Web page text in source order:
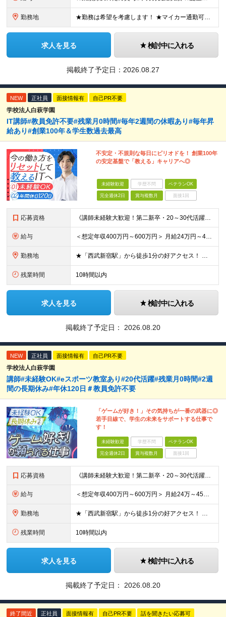
勤務地 ★勤務は希望を考慮します！ ★マイカー通勤可（駐車場完備） ★全国の各店舗で募集中！続々出店予定！ ～国内300店舗、47都道府県への展開を目標に出店中！～ ▼積極採用地域▼ ・中部（富山、石川、
求人を見る 検討中に入れる
掲載終了予定日： 2026.08.27
NEW 正社員 面接情報有 自己PR不要
学校法人白萩学園
IT講師#教員免許不要#残業月0時間#毎年2週間の休暇あり#毎年昇
給あり#創業100年＆学生数過去最高
不安定・不規則な毎日にピリオドを！ 創業100年
の安定基盤で「教える」キャリアへ◎
未経験歓迎 学歴不問 ベテランOK
完全週休2日 賞与複数月 面接1回
応募資格 《講師未経験大歓迎！第二新卒・20～30代活躍中》 ◆大卒以上 ◆何らかのITまたはゲーム業界のご経験をお持ちの方 ┗プログラマー・ゲーム企画経験者など、職種・経験年数は不問！ 業界経験者であればご
給与 ＜想定年収400万円～600万円＞ 月給24万円～45万円+各種手当+賞与年2回 ※超過分は別途支給 ※試用期間3ヶ月あり（期間中は講師手当は減額支給、その他の待遇に差異なし） ※固定残業代：時間外労
勤務地 ★「西武新宿駅」から徒歩1分の好アクセス！ 東京都新宿区百人町1-5-6 ※(変更の範囲)上記を除く当社関連勤務地
残業時間 10時間以内
求人を見る 検討中に入れる
掲載終了予定日： 2026.08.20
NEW 正社員 面接情報有 自己PR不要
学校法人白萩学園
講師#未経験OK#eスポーツ教室あり#20代活躍#残業月0時間#2週
間の長期休み#年休120日＃教員免許不要
「ゲームが好き！」その気持ちが一番の武器に◎
若手目線で、学生の未来をサポートする仕事で
す！
未経験歓迎 学歴不問 ベテランOK
完全週休2日 賞与複数月 面接1回
応募資格 《講師未経験大歓迎！第二新卒・20～30代活躍中》 ◆大卒以上 ◆何らかのITまたはゲーム業界のご経験をお持ちの方 ┗プログラマー・ゲーム企画経験者など、職種・経験年数は不問！ 業界経験者であればご
給与 ＜想定年収400万円～600万円＞ 月給24万～45万円+各種手当+賞与年2回 ※超過分は別途支給 ※試用期間3ヶ月あり（期間中は講師手当は減額支給、その他の待遇に差異なし） ※固定残業代：時間外労働
勤務地 ★「西武新宿駅」から徒歩1分の好アクセス！ 東京都新宿区百人町1-5-6 ※(変更の範囲)上記を除く当社関連勤務地
残業時間 10時間以内
求人を見る 検討中に入れる
掲載終了予定日： 2026.08.20
終了間近 正社員 面接情報有 自己PR不要 話を聞きたい応募可